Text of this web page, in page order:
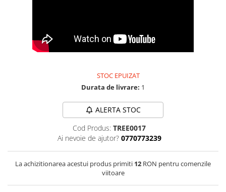
Bijuterii peridot
Bijuterii piatra soarelui
Bijuterii rodocrozit
Bijuterii sidef si abalone
Bijuterii smarald
STOC EPUIZAT
Durata de livrare: 1
ALERTA STOC
Cod Produs: TREE0017
Ai nevoie de ajutor? 0770773239
La achizitionarea acestui produs primiti 12 RON pentru comenzile
viitoare